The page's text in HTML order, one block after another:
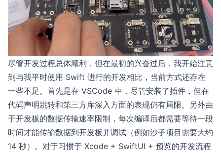
尽管开发过程总体顺利，但在最初的兴奋过后，我开始注意
到与我平时使用 Swift 进行的开发相比，当前方式还存在
一些不足。首先是在 VSCode 中，尽管安装了插件，但在
代码声明跳转和第三方库深入方面的表现仍有局限。另外由
于开发板的数据传输速率限制，每次编译后都需要等待一段
时间才能传输数据到开发板并调试（例如沙子项目需要大约
14 秒）。对于习惯于 Xcode + SwiftUI + 预览的开发流程